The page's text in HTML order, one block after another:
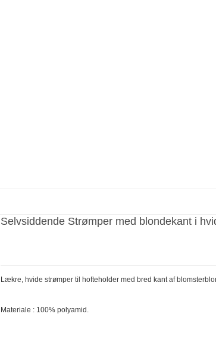
Selvsiddende Strømper med blondekant i
Lækre, hvide strømper til hofteholder med bred kant af
Materiale : 100% polyamid.